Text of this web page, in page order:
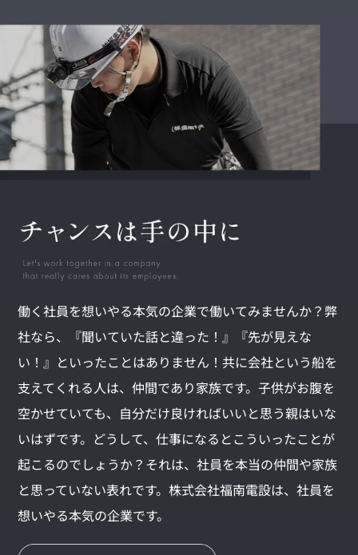
働く社員を想いやる本気の企業で働いてみませんか？弊
社なら、『聞いていた話と違った！』『先が見えな
い！』といったことはありません！共に会社という船を
支えてくれる人は、仲間であり家族です。子供がお腹を
空かせていても、自分だけ良ければいいと思う親はいな
いはずです。どうして、仕事になるとこういったことが
起こるのでしょうか？それは、社員を本当の仲間や家族
と思っていない表れです。株式会社福南電設は、社員を
想いやる本気の企業です。